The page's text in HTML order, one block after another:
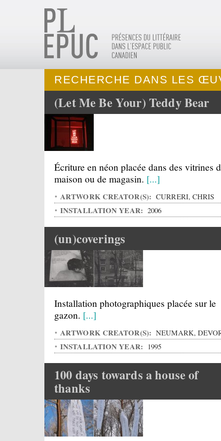
RECHERCHE DANS LES
(Let Me Be Your) Teddy Bear
Écriture en néon placée dans des vitrines
maison ou de magasin. [...]
ARTWORK CREATOR(S): CURRERI, CHRIS
INSTALLATION YEAR: 2006
(un)coverings
Installation photographiques placée sur le
gazon. [...]
ARTWORK CREATOR(S): NEUMARK,
INSTALLATION YEAR: 1995
100 days towards a house of
thanks